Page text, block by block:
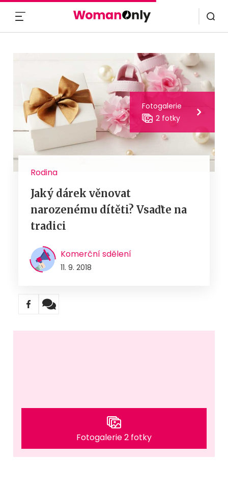
Fotogalerie
2 fotky
Rodina
Jaký dárek věnovat
narozenému dítěti? Vsaďte na
tradici
Komerční sdělení
11. 9. 2018
Fotogalerie 2 fotky